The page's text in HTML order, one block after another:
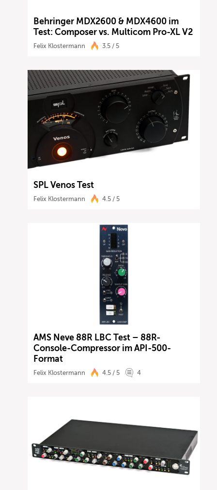
Behringer MDX2600 & MDX4600 im
Test: Composer vs. Multicom Pro-XL V2
Felix Klostermann 3.5 / 5
SPL Venos Test
Felix Klostermann 4.5 / 5
AMS Neve 88R LBC Test – 88R-
Console-Compressor im API-500-
Format
Felix Klostermann 4.5 / 5 4